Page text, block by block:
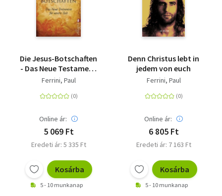
Die Jesus-Botschaften
- Das Neue Testament
für unsere Zeit
Ferrini, Paul
Online ár:
5 069 Ft
Eredeti ár: 5 335 Ft
Kosárba
5 - 10 munkanap
Denn Christus lebt in
jedem von euch
Ferrini, Paul
Online ár:
6 805 Ft
Eredeti ár: 7 163 Ft
Kosárba
5 - 10 munkanap